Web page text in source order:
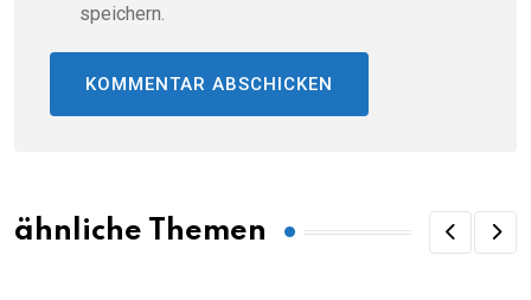
speichern.
ähnliche Themen